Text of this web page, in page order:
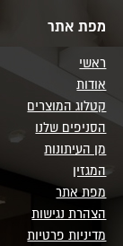
מפת אתר
ראשי
אודות
קטלוג המוצרים
הסניפים שלנו
מן העיתונות
המגזין
מפת אתר
הצהרת נגישות
מדיניות פרטיות